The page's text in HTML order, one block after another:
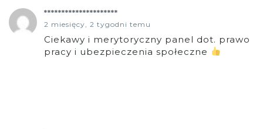
*********************
2 miesięcy, 2 tygodni temu
Ciekawy i merytoryczny panel dot. prawo
pracy i ubezpieczenia społeczne